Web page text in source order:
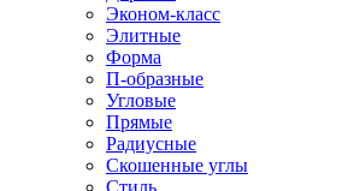
Эконом-класс
Элитные
Форма
П-образные
Угловые
Прямые
Радиусные
Скошенные углы
Стиль